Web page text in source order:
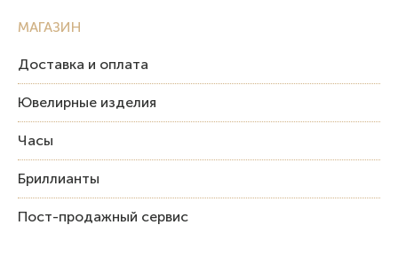
МАГАЗИН
Доставка и оплата
Ювелирные изделия
Часы
Бриллианты
Пост-продажный сервис